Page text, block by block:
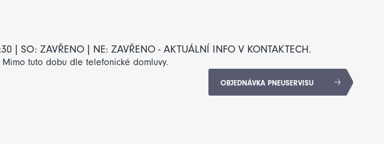
| SO: ZAVŘENO | NE: ZAVŘENO - AKTUÁLNÍ INFO V KONTAKTECH.
Mimo tuto dobu dle telefonické domluvy.
OBJEDNÁVKA PNEUSERVISU